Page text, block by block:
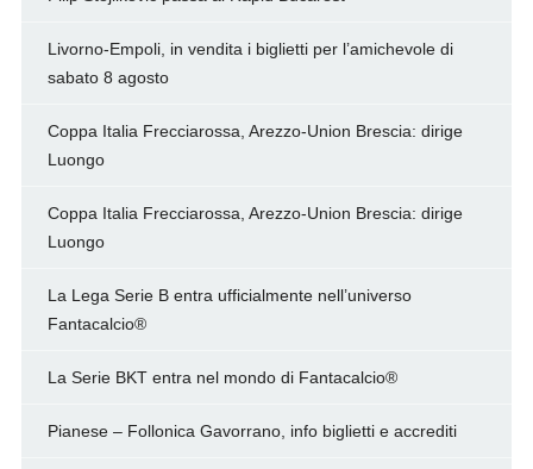
Livorno-Empoli, in vendita i biglietti per l’amichevole di
sabato 8 agosto
Coppa Italia Frecciarossa, Arezzo-Union Brescia: dirige
Luongo
Coppa Italia Frecciarossa, Arezzo-Union Brescia: dirige
Luongo
La Lega Serie B entra ufficialmente nell’universo
Fantacalcio®
La Serie BKT entra nel mondo di Fantacalcio®
Pianese – Follonica Gavorrano, info biglietti e accrediti